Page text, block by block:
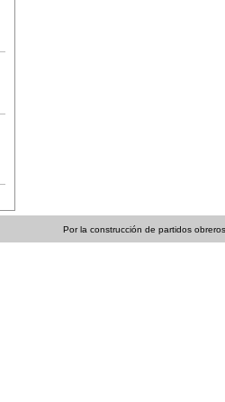
Por la construcción de partidos